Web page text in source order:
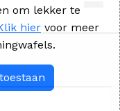
om lekker te
hier voor meer